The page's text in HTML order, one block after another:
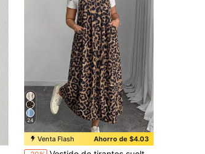
24
Venta Flash Ahorro de $4.03
#1 Más vendidos en Vacaciones Vestidos De Talla Grande